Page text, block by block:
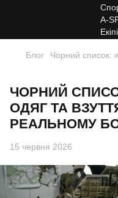
Блог Чорний список:
ЧОРНИЙ
ОДЯГ ТА
РЕАЛЬНОМУ
15 червня 2026